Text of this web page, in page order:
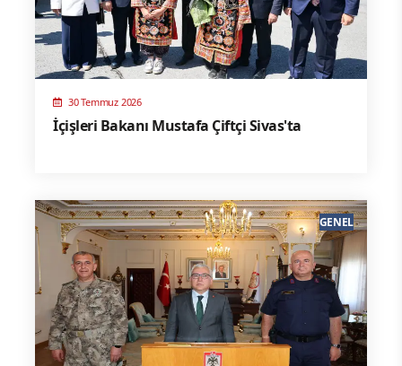
30 Temmuz 2026
İçişleri Bakanı Mustafa Çiftçi Sivas'ta
GENEL